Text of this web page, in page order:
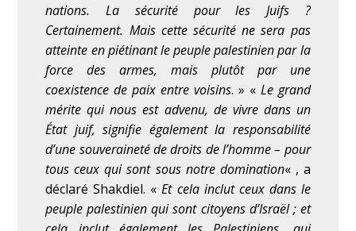
nations. La sécurité pour les Juifs ?
Certainement. Mais cette sécurité ne sera pas
atteinte en piétinant le peuple palestinien par la
force des armes, mais plutôt par une
coexistence de paix entre voisins. » « Le grand
mérite qui nous est advenu, de vivre dans un
État juif, signifie également la responsabilité
d’une souveraineté de droits de l’homme – pour
tous ceux qui sont sous notre domination« , a
déclaré Shakdiel. «Et cela inclut ceux dans le
peuple palestinien qui sont citoyens d’Israël ; et